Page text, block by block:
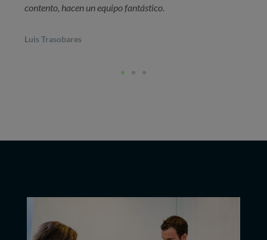
contento, hacen un equipo fantástico.
Luis Trasobares